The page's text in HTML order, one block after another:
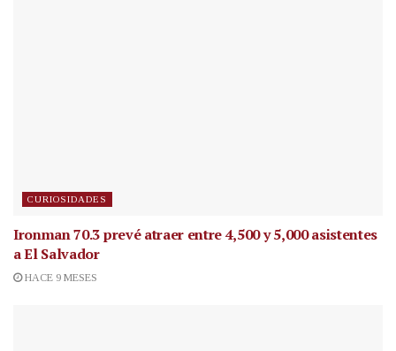
CURIOSIDADES
Ironman 70.3 prevé atraer entre 4,500 y 5,000 asistentes
a El Salvador
HACE 9 MESES